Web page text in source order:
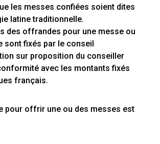
les messes confiées soient dites
latine traditionnelle.
des offrandes pour une messe ou
sont fixés par le conseil
sur proposition du conseiller
avec les montants fixés
français.
pour offrir une ou des messes est